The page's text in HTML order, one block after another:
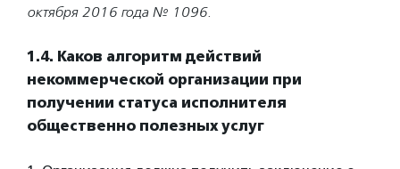
октября 2016 года № 1096.
1.4. Каков алгоритм действий
некоммерческой организации при
получении статуса исполнителя
общественно полезных услуг